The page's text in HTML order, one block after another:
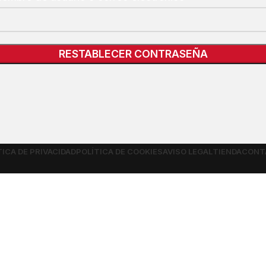
RESTABLECER CONTRASEÑA
DE PRIVACIDADPOLÍTICA DE COOKIESAVISO LEGAL TIENDA